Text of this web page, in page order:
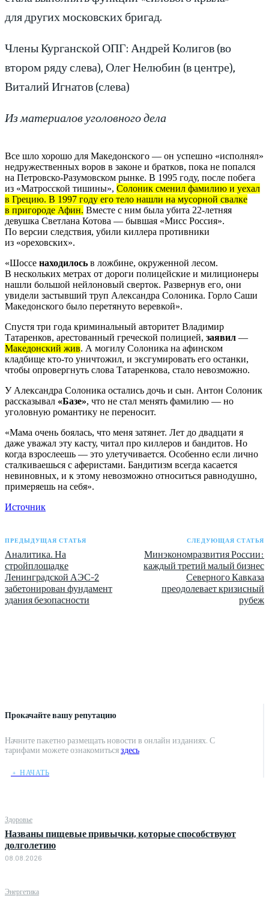
Прокачайте вашу репутацию
Начните пакетно размещать новости в онлайн изданиях. С
тарифами можете ознакомитьсяздесь
﹢ НАЧАТЬ
Здоровье
Названы пищевые привычки, которые способствуют
долголетию
08.08.2026
Энергетика
для других московских бригад.
Члены Курганской ОПГ: Андрей Колигов (во
втором ряду слева), Олег Нелюбин (в центре),
Виталий Игнатов (слева)
Из материалов уголовного дела
Все шло хорошо для Македонского — он успешно «исполнял»
недружественных воров в законе и братков, пока не попался
на Петровско-Разумовском рынке. В 1995 году, после побега
из «Матросской тишины», Солоник сменил фамилию и уехал
в Грецию. В 1997 году его тело нашли на мусорной свалке
в пригороде Афин. Вместе с ним была убита 22-летняя
девушка Светлана Котова — бывшая «Мисс Россия».
По версии следствия, убили киллера противники
из «ореховских».
«Шоссе находилось в ложбине, окруженной лесом.
В нескольких метрах от дороги полицейские и милиционеры
нашли большой нейлоновый сверток. Развернув его, они
увидели застывший труп Александра Солоника. Горло Саши
Македонского было перетянуто веревкой».
Спустя три года криминальный авторитет Владимир
Татаренков, арестованный греческой полицией, заявил —
Македонский жив. А могилу Солоника на афинском
кладбище кто-то уничтожил, и эксгумировать его останки,
чтобы опровергнуть слова Татаренкова, стало невозможно.
У Александра Солоника остались дочь и сын. Антон Солоник
рассказывал «Базе», что не стал менять фамилию — но
уголовную романтику не переносит.
«Мама очень боялась, что меня затянет. Лет до двадцати я
даже уважал эту касту, читал про киллеров и бандитов. Но
когда взрослеешь — это улетучивается. Особенно если лично
сталкиваешься с аферистами. Бандитизм всегда касается
невиновных, и к этому невозможно относиться равнодушно,
примеряешь на себя».
Источник
ПРЕДЫДУЩАЯ СТАТЬЯ
Аналитика. На
стройплощадке
Ленинградской АЭС-2
забетонирован фундамент
здания безопасности
СЛЕДУЮЩАЯ СТАТЬЯ
Минэкономразвития России:
каждый третий малый бизнес
Северного Кавказа
преодолевает кризисный
рубеж